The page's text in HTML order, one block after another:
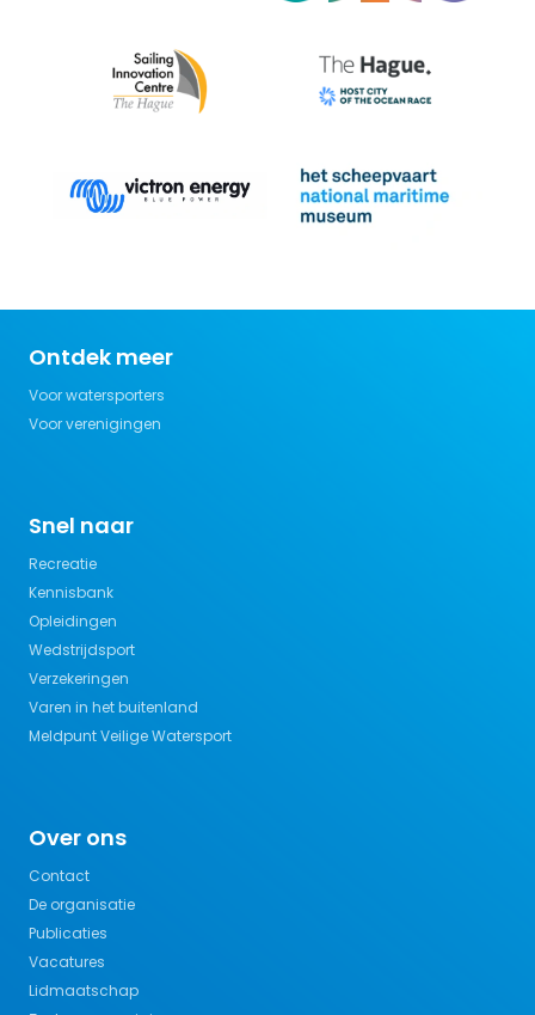
Ontdek meer
Voor watersporters
Voor verenigingen
Snel naar
Recreatie
Kennisbank
Opleidingen
Wedstrijdsport
Verzekeringen
Varen in het buitenland
Meldpunt Veilige Watersport
Over ons
Contact
De organisatie
Publicaties
Vacatures
Lidmaatschap